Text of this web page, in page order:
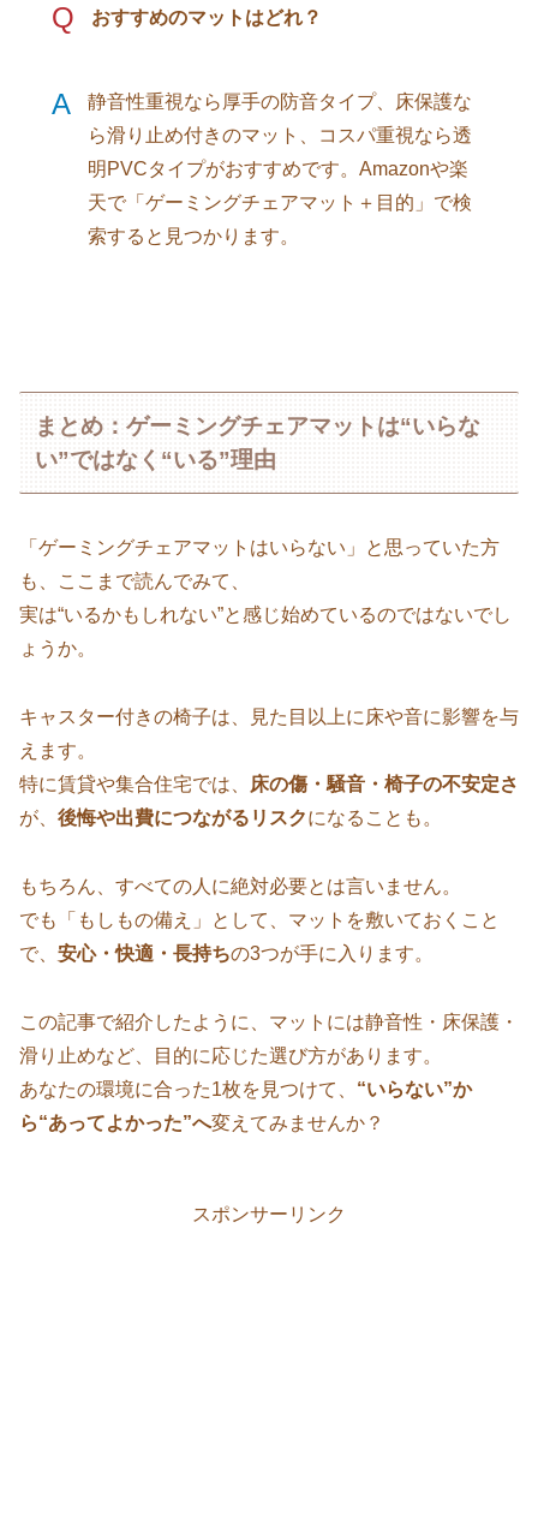
Q おすすめのマットはどれ？
A
静音性重視なら厚手の防音タイプ、床保護な
ら滑り止め付きのマット、コスパ重視なら透
明PVCタイプがおすすめです。Amazonや楽
天で「ゲーミングチェアマット＋目的」で検
索すると見つかります。
まとめ：ゲーミングチェアマットは“いらな
い”ではなく“いる”理由
「ゲーミングチェアマットはいらない」と思っていた方
も、ここまで読んでみて、
実は“いるかもしれない”と感じ始めているのではないでし
ょうか。
キャスター付きの椅子は、見た目以上に床や音に影響を与
えます。
特に賃貸や集合住宅では、
床の傷・騒音・椅子の不安定さ
が、 後悔や出費につながるリスクになることも。
もちろん、すべての人に絶対必要とは言いません。
でも「もしもの備え」として、マットを敷いておくこと
で、 安心・快適・長持ちの3つが手に入ります。
この記事で紹介したように、マットには静音性・床保護・
滑り止めなど、目的に応じた選び方があります。
あなたの環境に合った1枚を見つけて、 “いらない”か
ら“あってよかった”へ変えてみませんか？
スポンサーリンク